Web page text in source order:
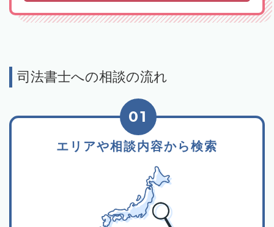
司法書士への相談の流れ
エリアや相談内容から検索
01